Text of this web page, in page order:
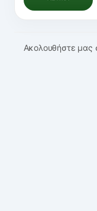
Ακολουθήστε μας